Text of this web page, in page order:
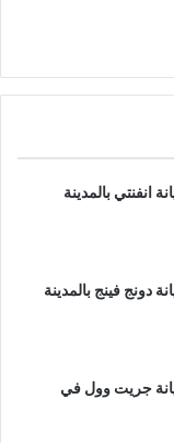
انفنتي بالمدينة
دونج فينج بالمدينة
جريت وول في